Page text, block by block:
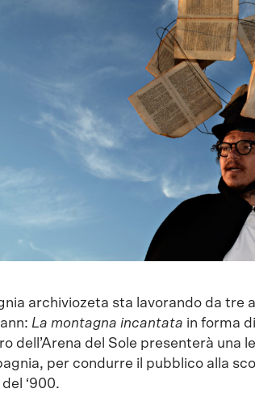
archiviozeta sta lavorando da tre
La montagna incantata in forma
dell’Arena del Sole presenterà
per condurre il pubblico alla
‘900.